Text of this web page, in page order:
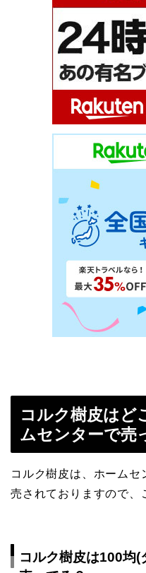
コルク樹皮はど
ムセンターで売
コルク樹皮は、ホームセ
売されておりますので、
コルク樹皮は100均(